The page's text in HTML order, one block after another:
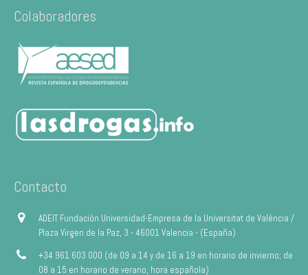
Colaboradores
Contacto
ADEIT Fundación Universidad-Empresa de la Universitat de València /
Plaza Virgen de la Paz, 3 - 46001 Valencia - (España)
+34 961 603 000 (de 09 a 14 y de 16 a 19 en horario de invierno; de
08 a 15 en horario de verano, hora española)